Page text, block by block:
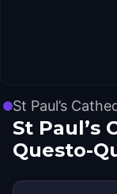
St Paul’s
St Paul’s
Questo-